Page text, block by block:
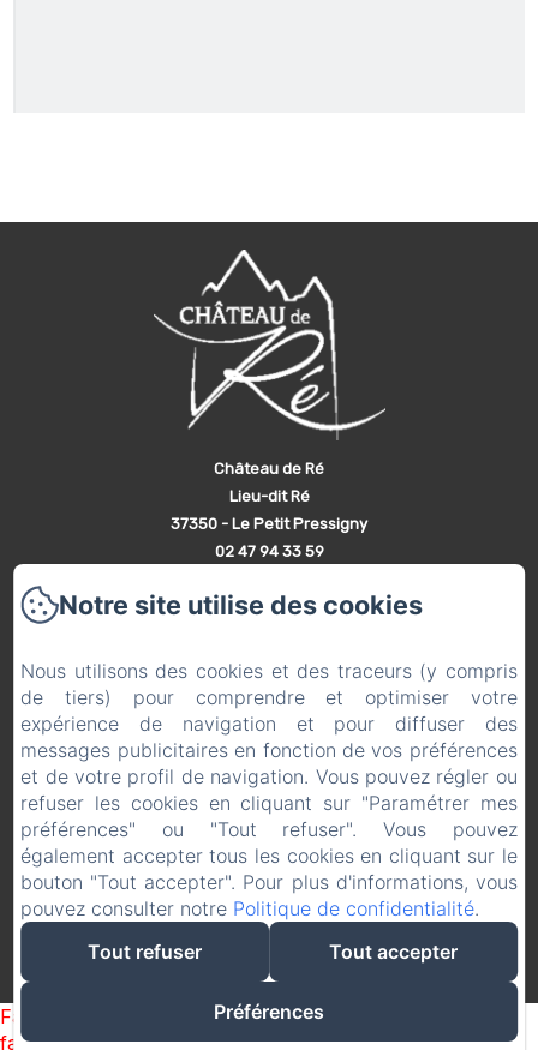
Château de Ré
Lieu-dit Ré
37350 - Le Petit Pressigny
02 47 94 33 59
Les hébergements
Les Réceptions
Les Tarifs
Les Environs
Contact et Accès
Partenaires
Failed to load BookingEngine/index: Loading chunk 1322
failed. (missing:
Notre site utilise des cookies
Nous utilisons des cookies et des traceurs (y compris
de tiers) pour comprendre et optimiser votre
expérience de navigation et pour diffuser des
messages publicitaires en fonction de vos préférences
et de votre profil de navigation. Vous pouvez régler ou
refuser les cookies en cliquant sur "Paramétrer mes
préférences" ou "Tout refuser". Vous pouvez
également accepter tous les cookies en cliquant sur le
bouton "Tout accepter". Pour plus d'informations, vous
pouvez consulter notre Politique de confidentialité.
Tout refuser
Tout accepter
Préférences